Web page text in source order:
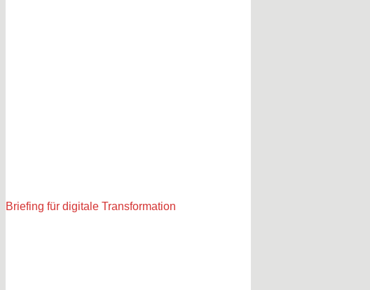
Briefing für digitale Transformation